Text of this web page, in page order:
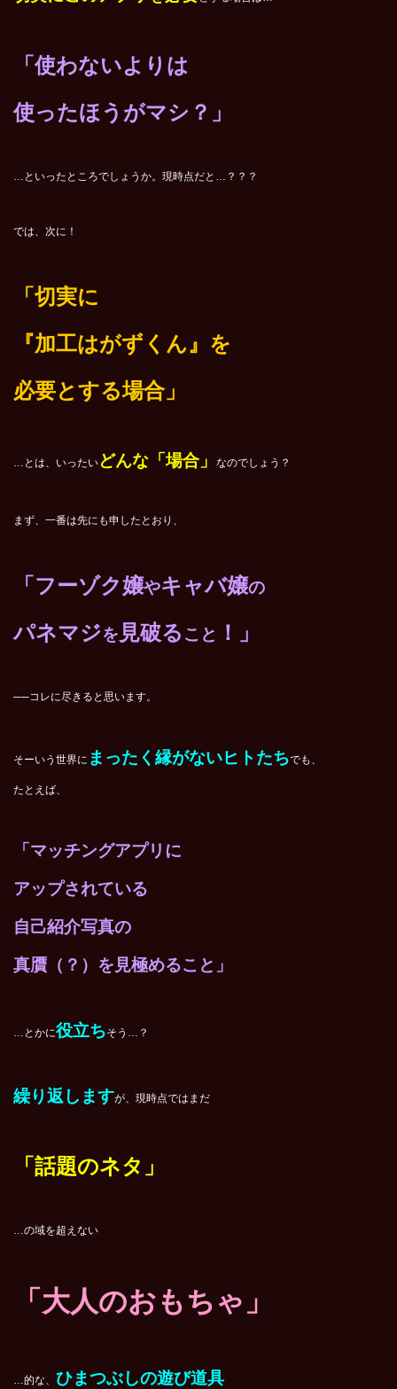
「使わないよりは
使ったほうがマシ？」
…といったところでしょうか。現時点だと…？？？
では、次に！
「切実に
『加工はがずくん』を
必要とする場合」
…とは、いったい どんな「場合」 なのでしょう？
まず、一番は先にも申したとおり、
「フーゾク嬢やキャバ嬢の
パネマジを見破る こと ！」
──コレに尽きると思います。
そーいう世界に まったく縁がないヒトたちでも、
たとえば、
「マッチングアプリに
アップされている
自己紹介写真の
真贋（？）を見極めること」
…とかに役立ちそう…？
繰り返しますが、現時点ではまだ
「話題のネタ」
…の域を超えない
「大人のおもちゃ」
…的な、 ひまつぶしの遊び道具